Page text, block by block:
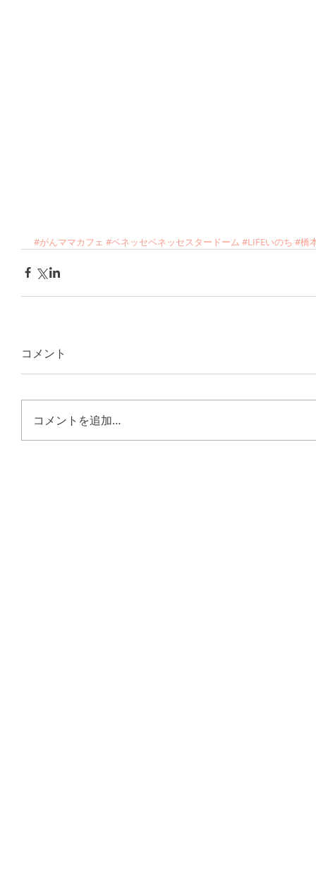
#がんママカフェ #ベネッセベネッセスタードーム #LIFEいのち #橋
コメント
コメントを追加…